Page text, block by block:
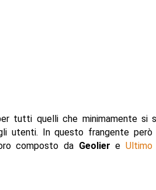
tutti quelli che minimamente si
utenti. In questo frangente però
composto da Geolier e Ultimo